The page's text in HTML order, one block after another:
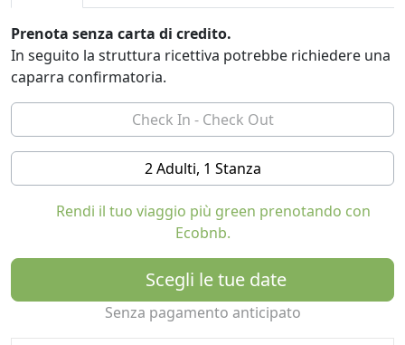
Prenota senza carta di credito.
In seguito la struttura ricettiva potrebbe richiedere una
caparra confirmatoria.
2 Adulti, 1 Stanza
Rendi il tuo viaggio più green prenotando con
Ecobnb.
Scegli le tue date
Senza pagamento anticipato